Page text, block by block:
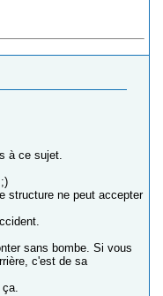
à ce sujet.
structure ne peut accepter
sans bombe. Si vous
c'est de sa